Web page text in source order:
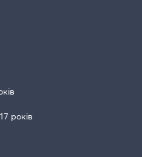
років